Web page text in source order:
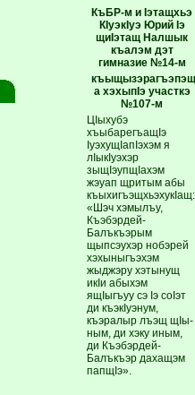
КъБР-м и Iэтащхьэ
КIуэкIуэ Юрий Iэ
щиIэтащ Налшык
къалэм дэт
гимназие №14-м
къыщызэрагъэпэщ
а хэхыпIэ участкэ
№107-м
ЦIыхубэ
хъыбарегъащIэ
IуэхущIапIэхэм я
лIыкIуэхэр
зыщIэупщIахэм
жэуап щритым абы
къыхигъэщхьэхукIащ:
«Шэч хэмылъу,
Къэбэрдей-
Балъкъэрым
щыпсэухэр нобэрей
хэхыныгъэхэм
жыджэру хэтынущ
икIи абыхэм
ящIыгъуу сэ Iэ соIэт
ди къэкIуэнум,
къэралыр лъэщ щIы-
ным, ди хэку иным,
ди Къэбэрдей-
Балъкъэр дахащэм
папщIэ».